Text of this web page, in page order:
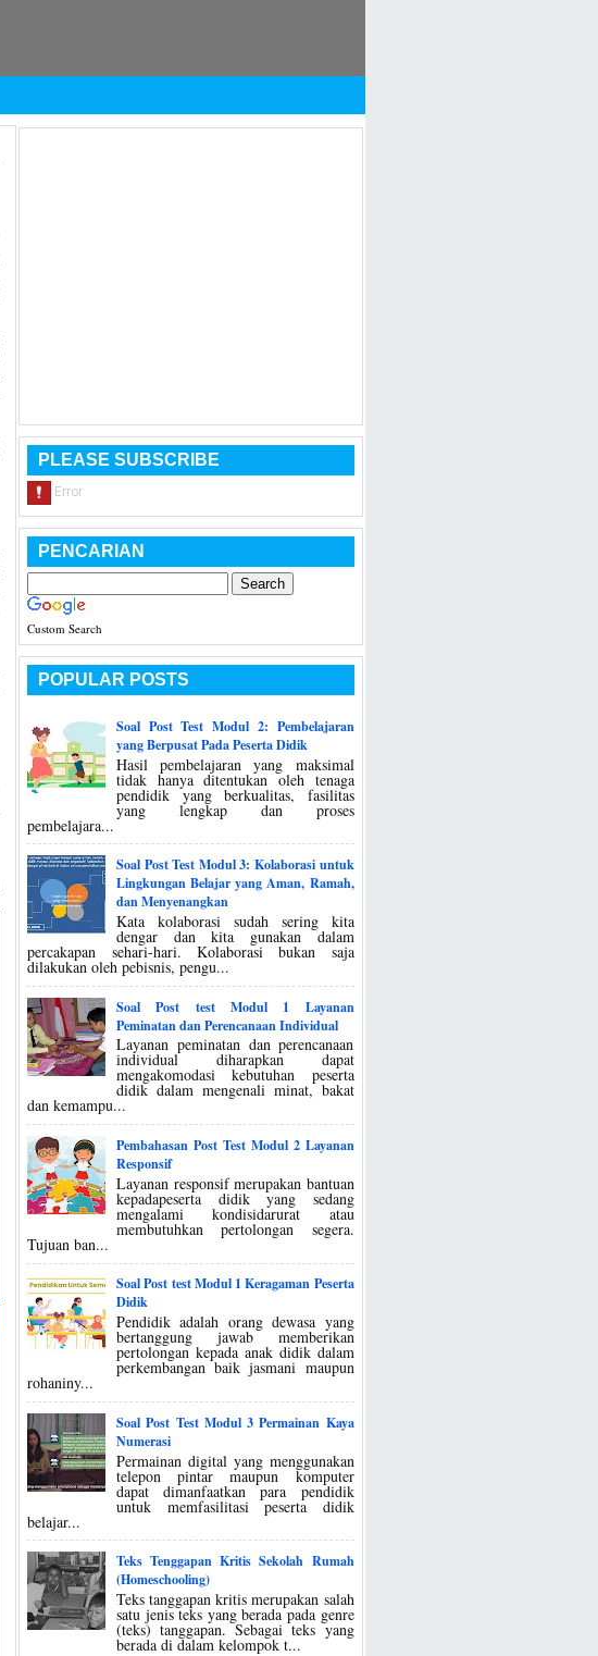
PLEASE SUBSCRIBE
PENCARIAN
Custom Search
POPULAR POSTS
Soal Post Test Modul 2: Pembelajaran
yang Berpusat Pada Peserta Didik
Hasil pembelajaran yang maksimal
tidak hanya ditentukan oleh tenaga
pendidik yang berkualitas, fasilitas
yang lengkap dan proses
pembelajara...
Soal Post Test Modul 3: Kolaborasi untuk
Lingkungan Belajar yang Aman, Ramah,
dan Menyenangkan
Kata kolaborasi sudah sering kita
dengar dan kita gunakan dalam
percakapan sehari-hari. Kolaborasi bukan saja
dilakukan oleh pebisnis, pengu...
Soal Post test Modul 1 Layanan
Peminatan dan Perencanaan Individual
Layanan peminatan dan perencanaan
individual diharapkan dapat
mengakomodasi kebutuhan peserta
didik dalam mengenali minat, bakat
dan kemampu...
Pembahasan Post Test Modul 2 Layanan
Responsif
Layanan responsif merupakan bantuan
kepadapeserta didik yang sedang
mengalami kondisidarurat atau
membutuhkan pertolongan segera.
Tujuan ban...
Soal Post test Modul 1 Keragaman Peserta
Didik
Pendidik adalah orang dewasa yang
bertanggung jawab memberikan
pertolongan kepada anak didik dalam
perkembangan baik jasmani maupun
rohaniny...
Soal Post Test Modul 3 Permainan Kaya
Numerasi
Permainan digital yang menggunakan
telepon pintar maupun komputer
dapat dimanfaatkan para pendidik
untuk memfasilitasi peserta didik
belajar...
Teks Tenggapan Kritis Sekolah Rumah
(Homeschooling)
Teks tanggapan kritis merupakan salah
satu jenis teks yang berada pada genre
(teks) tanggapan. Sebagai teks yang
berada di dalam kelompok t...